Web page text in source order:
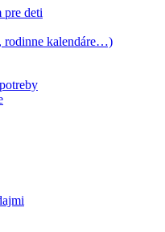
pre deti
kalendáre…)